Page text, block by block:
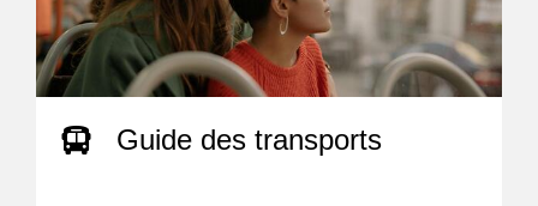
Guide des transports